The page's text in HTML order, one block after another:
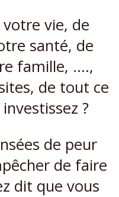
vie, de
santé, de
famille, ….,
de tout ce
?
de peur
de faire
dit que vous